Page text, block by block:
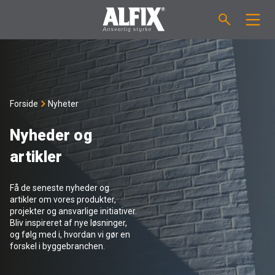
Støpemasse ”Mix”
Sparkelmasse "Mix"
Våtromsmembraner
Flislim "Fix"
Binder / Primer
VEILEDNINGER
FORBRUKSKALKULATOR
OM ALFIX
Om Alfix
Bærekraftighet
NYHETER
KONTAKT
Forside Nyheter
Nyheder og
artikler
Få de seneste nyheder og
artikler om vores produkter,
projekter og ansvarlige initiativer.
Bliv inspireret af nye løsninger,
og følg med i, hvordan vi gør en
forskel i byggebranchen.